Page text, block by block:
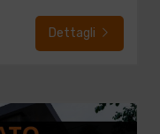
Dettagli